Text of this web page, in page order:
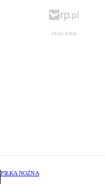
PIŁKA NOŻNA